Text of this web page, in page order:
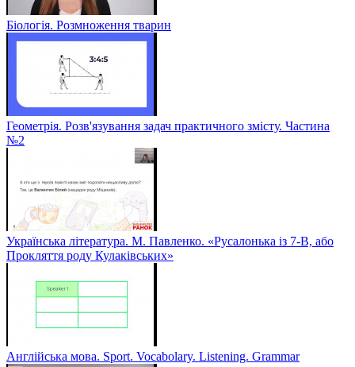
Біологія. Розмноження тварин
Геометрія. Розв'язування задач практичного змісту. Частина
№2
Українська література. М. Павленко. «Русалонька із 7-В, або
Прокляття роду Кулаківських»
Англійська мова. Sport. Vocabolary. Listening. Grammar